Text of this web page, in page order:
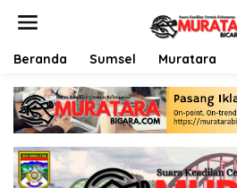
Beranda Sumsel Muratara